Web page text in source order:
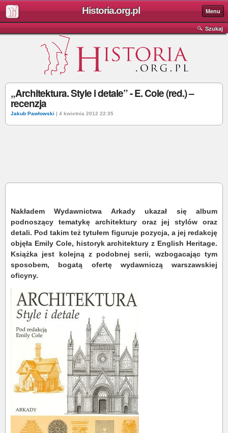
Historia.org.pl Menu
Szukaj
„Architektura. Style i detale” - E. Cole (red.) –
recenzja
Jakub Pawłowski | 4 kwietnia 2012 22:35
Nakładem Wydawnictwa Arkady ukazał się album
podnoszący tematykę architektury oraz jej stylów oraz
detali. Pod takim też tytułem figuruje pozycja, a jej redakcję
objęła Emily Cole, historyk architektury z English Heritage.
Książka jest kolejną z podobnej serii, wzbogacając tym
sposobem, bogatą ofertę wydawniczą warszawskiej
oficyny.